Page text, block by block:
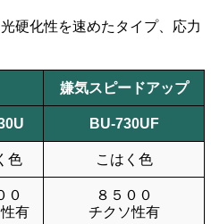
硬化性を速めたタイプ、応力
嫌気スピードアップ
BU-730UF
色 こはく色
０
有
８５００
チクソ性有